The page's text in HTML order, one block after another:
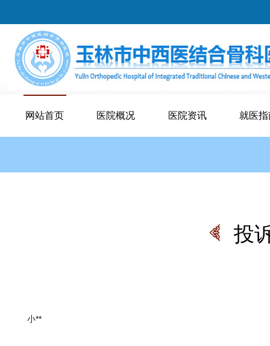
网站首页 医院概况 医院资讯 就医
投
小**